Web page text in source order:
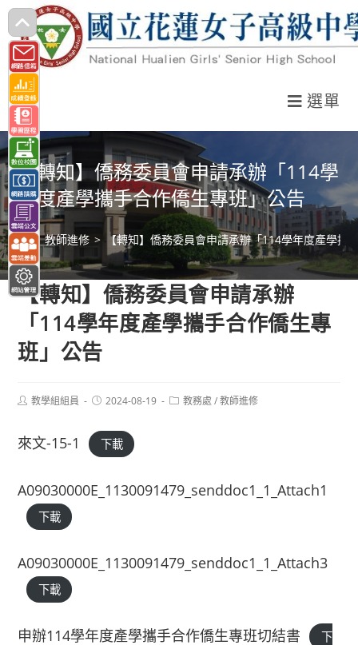
跳
轉
至
主
要
內
容
選單
【轉知】僑務委員會申請承辦「114學
年度產學攜手合作僑生專班」公告
> 教師進修 > 【轉知】僑務委員會申請承辦「114學年度產學攜
【轉知】僑務委員會申請承辦
「114學年度產學攜手合作僑生專
班」公告
Post教學組組員
Post2024-08-19
Post教務處 / 教師進修
來文-15-1 下載
A09030000E_1130091479_senddoc1_1_Attach1
下載
A09030000E_1130091479_senddoc1_1_Attach3
下載
申辦114學年度產學攜手合作僑生專班切結書
下